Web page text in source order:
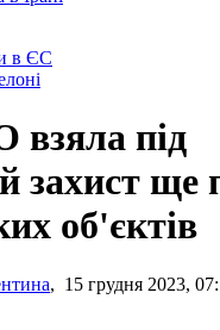
в ЄС
під
захист ще
об'єктів
, 15 грудня 2023,